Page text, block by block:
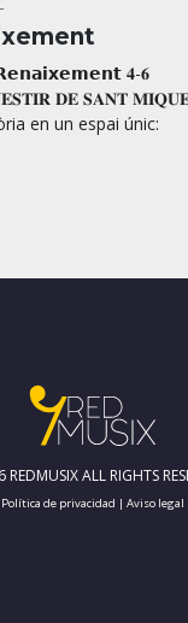
𝟒-𝟔
𝐃𝐄 𝐒𝐀𝐍𝐓
en un espai únic:
ALL RIGHTS
Política de privacidad | Aviso legal